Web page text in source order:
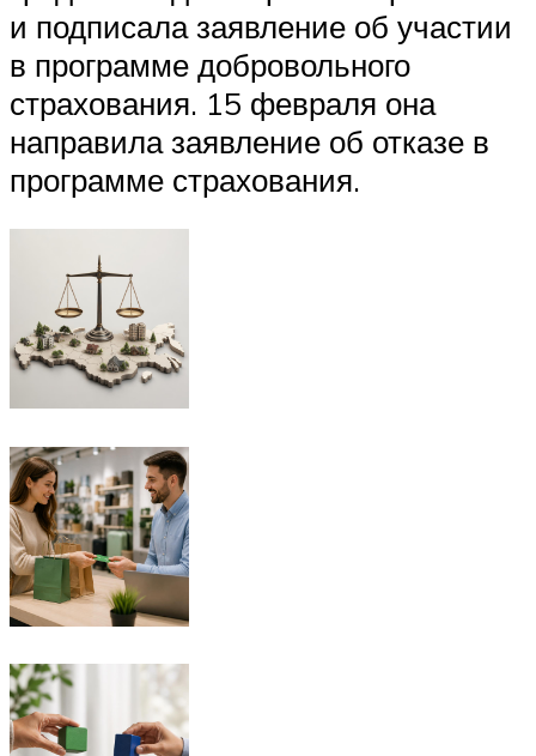
и подписала заявление об участии
в программе добровольного
страхования. 15 февраля она
направила заявление об отказе в
программе страхования.